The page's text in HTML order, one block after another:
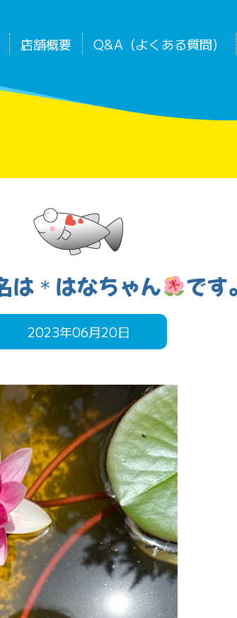
店舗概要 Q&A（よくある質問）
は＊はなちゃん です
2023年06月20日